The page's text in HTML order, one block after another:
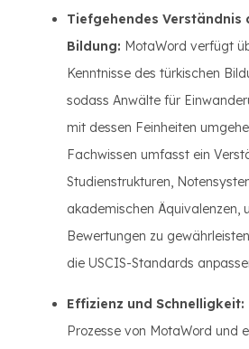
Tiefgehendes Verständnis
Bildung: MotaWord verfügt
Kenntnisse des türkischen
sodass Anwälte für
mit dessen Feinheiten
Fachwissen umfasst ein
Studienstrukturen,
akademischen Äquivalenzen,
Bewertungen zu
die USCIS-Standards
Effizienz und Schnelligkeit:
Prozesse von MotaWord und